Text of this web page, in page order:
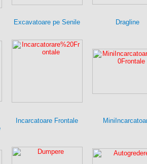
Excavatoare pe Senile Dragline
Incarcatoare Frontale